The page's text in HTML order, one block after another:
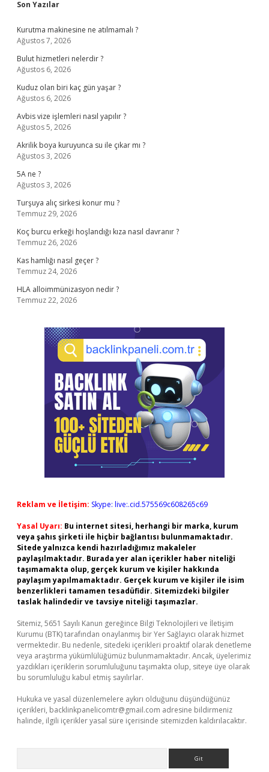
Sidebar
Son Yazılar
Kurutma makinesine ne atılmamalı ?
Ağustos 7, 2026
Bulut hizmetleri nelerdir ?
Ağustos 6, 2026
Kuduz olan biri kaç gün yaşar ?
Ağustos 6, 2026
Avbis vize işlemleri nasıl yapılır ?
Ağustos 5, 2026
Akrilik boya kuruyunca su ile çıkar mı ?
Ağustos 3, 2026
5A ne ?
Ağustos 3, 2026
Turşuya alıç sirkesi konur mu ?
Temmuz 29, 2026
Koç burcu erkeği hoşlandığı kıza nasıl davranır ?
Temmuz 26, 2026
Kas hamlığı nasıl geçer ?
Temmuz 24, 2026
HLA alloimmünizasyon nedir ?
Temmuz 22, 2026
Reklam ve İletişim: Skype: live:.cid.575569c608265c69
Yasal Uyarı: Bu internet sitesi, herhangi bir marka, kurum
veya şahıs şirketi ile hiçbir bağlantısı bulunmamaktadır.
Sitede yalnızca kendi hazırladığımız makaleler
paylaşılmaktadır. Burada yer alan içerikler haber niteliği
taşımamakta olup, gerçek kurum ve kişiler hakkında
paylaşım yapılmamaktadır. Gerçek kurum ve kişiler ile isim
benzerlikleri tamamen tesadüfidir. Sitemizdeki bilgiler
taslak halindedir ve tavsiye niteliği taşımazlar.
Sitemiz, 5651 Sayılı Kanun gereğince Bilgi Teknolojileri ve İletişim
Kurumu (BTK) tarafından onaylanmış bir Yer Sağlayıcı olarak hizmet
vermektedir. Bu nedenle, sitedeki içerikleri proaktif olarak denetleme
veya araştırma yükümlülüğümüz bulunmamaktadır. Ancak, üyelerimiz
yazdıkları içeriklerin sorumluluğunu taşımakta olup, siteye üye olarak
bu sorumluluğu kabul etmiş sayılırlar.
Hukuka ve yasal düzenlemelere aykırı olduğunu düşündüğünüz
içerikleri, backlinkpanelicomtr@gmail.com adresine bildirmeniz
halinde, ilgili içerikler yasal süre içerisinde sitemizden kaldırılacaktır.